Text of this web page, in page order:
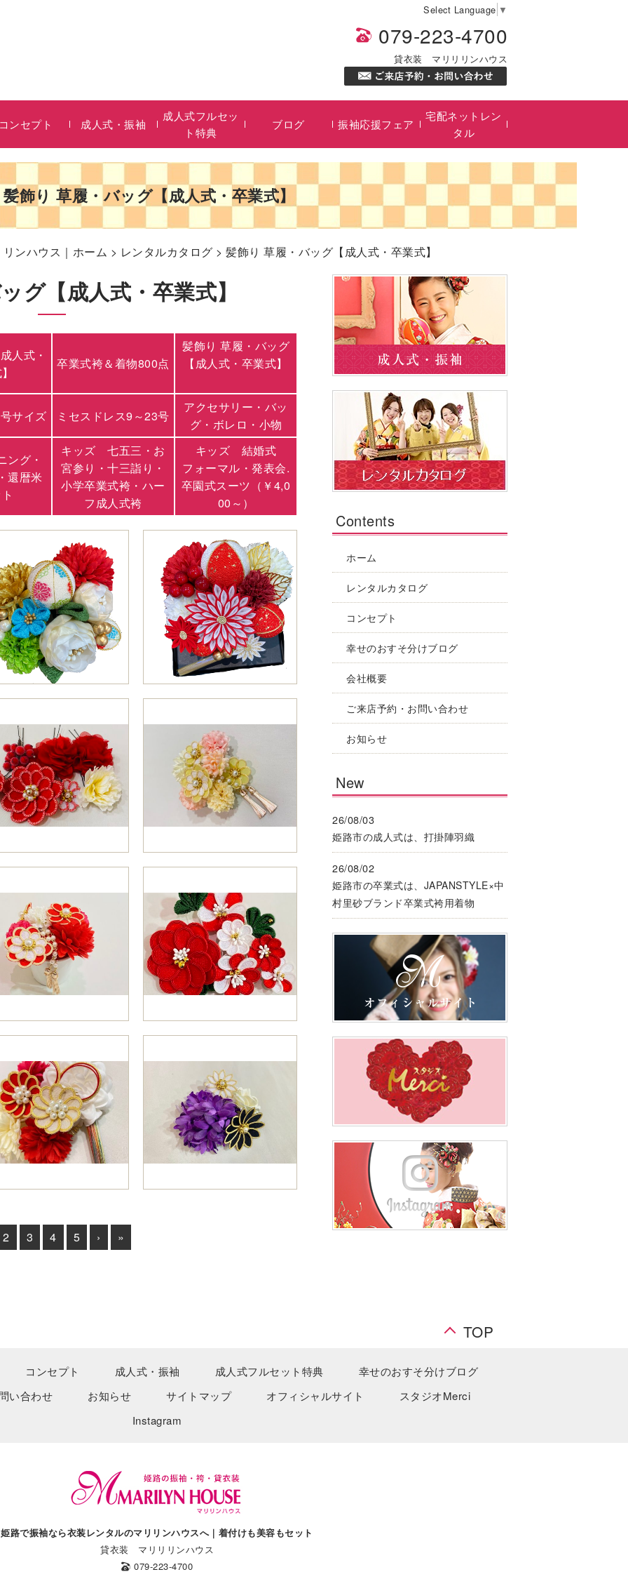
Select Language ▼
079-223-4700
貸衣装 マリリリンハウス
ンセプト 成人式・振袖
成人式フルセッ
ト特典
ブログ 振袖応援フェア
宅配ネットレン
タル
髪飾り 草履・バッグ【成人式・卒業式】
ンハウス｜ホーム > レンタルカタログ > 髪飾り 草履・バッグ【成人式・卒業式】
グ【成人式・卒業式】
人式・
卒業式袴＆着物800点
髪飾り 草履・バッグ
【成人式・卒業式】
サイズ ミセスドレス9～23号
アクセサリー・バッ
グ・ボレロ・小物
ング・
還暦米
キッズ 七五三・お
宮参り・十三詣り・
小学卒業式袴・ハー
フ成人式袴
キッズ 結婚式
フォーマル・発表会.
卒園式スーツ（￥4,0
00～）
2 3 4 5 › »
Contents
ホーム
レンタルカタログ
コンセプト
幸せのおすそ分けブログ
会社概要
ご来店予約・お問い合わせ
お知らせ
New
26/08/03
姫路市の成人式は、打掛陣羽織
26/08/02
姫路市の卒業式は、JAPANSTYLE×中
村里砂ブランド卒業式袴用着物
TOP
コンセプト 成人式・振袖 成人式フルセット特典
幸せのおすそ分けブログ
い合わせ
お知らせ サイトマップ オフィシャルサイト
スタジオMerci
Instagram
姫路で振袖なら衣装レンタルのマリリンハウスへ｜着付けも美容もセット
貸衣装 マリリリンハウス
079-223-4700